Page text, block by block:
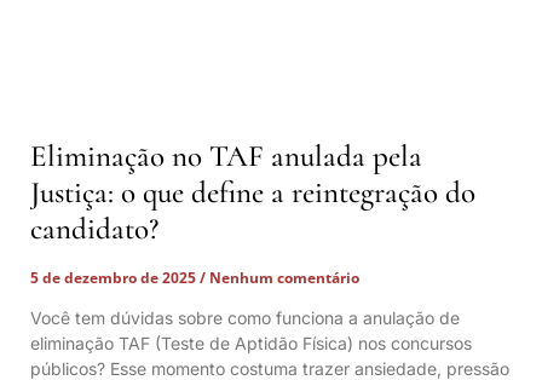
Eliminação no TAF anulada pela
Justiça: o que define a reintegração do
candidato?
5 de dezembro de 2025
Nenhum comentário
Você tem dúvidas sobre como funciona a anulação de
eliminação TAF (Teste de Aptidão Física) nos concursos
públicos? Esse momento costuma trazer ansiedade, pressão